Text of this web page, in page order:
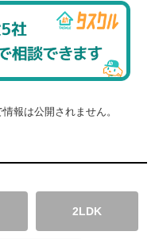
報は公開されません。
2LDK